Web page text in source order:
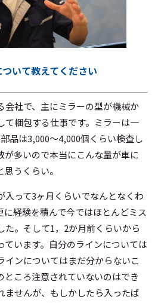
いて教えてください
会社で、主にミラーの型が機械か
て梱包する仕事です。ミラーは一
品は3,000～4,000個くらい検査し
が多いので本当にこんな量が車に
うくらい。
入って3ヶ月くらいでなんとなくわ
に経験を積んで今ではほとんどミス
た。そして1，2か月前くらいから
ています。自分のラインについては
インについてはまだ分からないこ
ところ注意されていないのはでき
ませんが、もしかしたら入ったば